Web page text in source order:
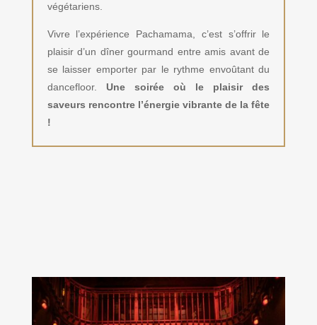
végétariens.
Vivre l’expérience Pachamama, c’est s’offrir le
plaisir d’un dîner gourmand entre amis avant de
se laisser emporter par le rythme envoûtant du
dancefloor. Une soirée où le plaisir des
saveurs rencontre l’énergie vibrante de la fête
!